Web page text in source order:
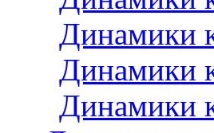
Динамики
Динамики
Динамики